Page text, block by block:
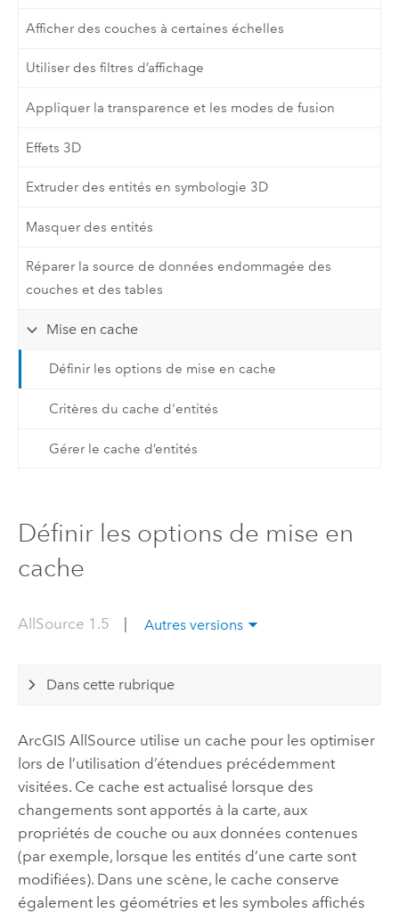
Afficher des couches à certaines échelles
Utiliser des filtres d’affichage
Appliquer la transparence et les modes de fusion
Effets 3D
Extruder des entités en symbologie 3D
Masquer des entités
Réparer la source de données endommagée des
couches et des tables
Mise en cache
Définir les options de mise en cache
Critères du cache d'entités
Gérer le cache d’entités
Définir les options de mise en
cache
AllSource 1.5 Autres versions
Dans cette rubrique
ArcGIS AllSource utilise un cache pour les optimiser
lors de l’utilisation d’étendues précédemment
visitées. Ce cache est actualisé lorsque des
changements sont apportés à la carte, aux
propriétés de couche ou aux données contenues
(par exemple, lorsque les entités d’une carte sont
modifiées). Dans une scène, le cache conserve
également les géométries et les symboles affichés